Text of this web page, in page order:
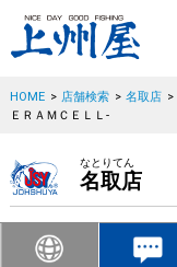
HOME > 店舗検索 > 名取店 >
ＥＲＡＭＣＥＬＬ‐
なとりてん
名取店